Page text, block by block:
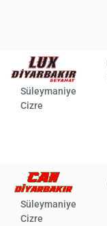
Süleymaniye
Cizre
Süleymaniye
Cizre